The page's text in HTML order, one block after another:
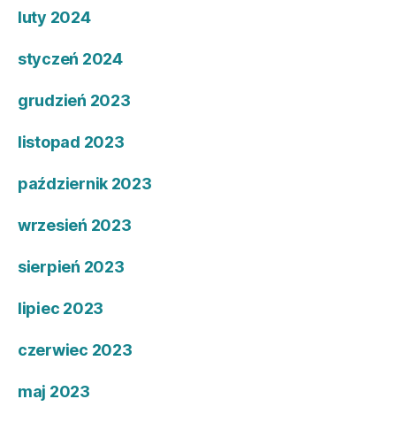
luty 2024
styczeń 2024
grudzień 2023
listopad 2023
październik 2023
wrzesień 2023
sierpień 2023
lipiec 2023
czerwiec 2023
maj 2023